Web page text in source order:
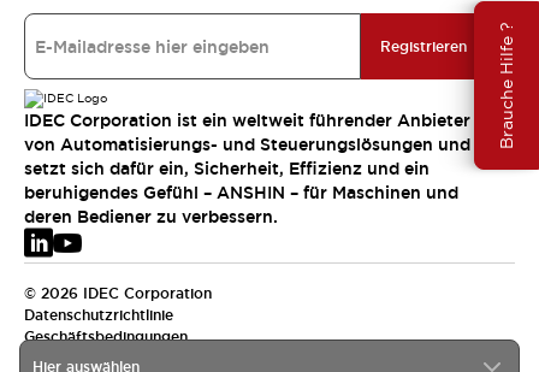
Brauche Hilfe ?
Hier auswählen
Registrieren
IDEC Corporation ist ein weltweit führender Anbieter
von Automatisierungs- und Steuerungslösungen und
setzt sich dafür ein, Sicherheit, Effizienz und ein
beruhigendes Gefühl – ANSHIN – für Maschinen und
deren Bediener zu verbessern.
© 2026 IDEC Corporation
Datenschutzrichtlinie
Geschäftsbedingungen